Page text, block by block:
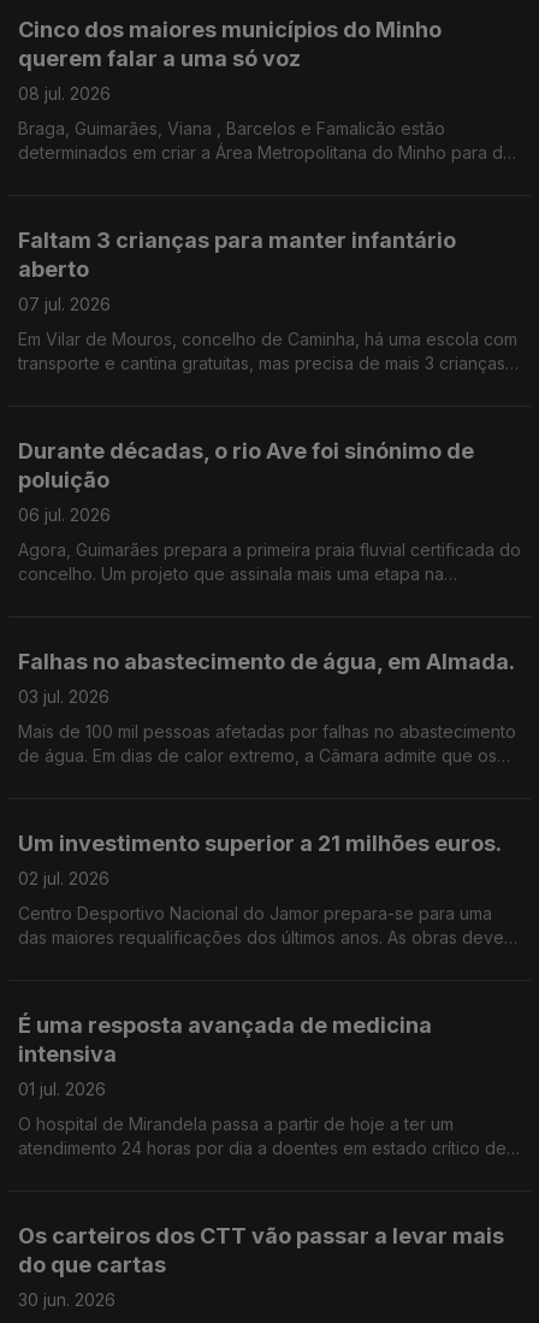
Cinco dos maiores municípios do Minho
querem falar a uma só voz
08 jul. 2026
Braga, Guimarães, Viana , Barcelos e Famalicão estão
determinados em criar a Área Metropolitana do Minho para dar
Faltam 3 crianças para manter infantário
aberto
07 jul. 2026
Em Vilar de Mouros, concelho de Caminha, há uma escola com
transporte e cantina gratuitas, mas precisa de mais 3 crianças
Durante décadas, o rio Ave foi sinónimo de
poluição
06 jul. 2026
Agora, Guimarães prepara a primeira praia fluvial certificada do
concelho. Um projeto que assinala mais uma etapa na
Falhas no abastecimento de água, em Almada.
03 jul. 2026
Mais de 100 mil pessoas afetadas por falhas no abastecimento
de água. Em dias de calor extremo, a Câmara admite que os
Um investimento superior a 21 milhões euros.
02 jul. 2026
Centro Desportivo Nacional do Jamor prepara-se para uma
das maiores requalificações dos últimos anos. As obras devem
É uma resposta avançada de medicina
intensiva
01 jul. 2026
O hospital de Mirandela passa a partir de hoje a ter um
atendimento 24 horas por dia a doentes em estado crítico de
Os carteiros dos CTT vão passar a levar mais
do que cartas
30 jun. 2026